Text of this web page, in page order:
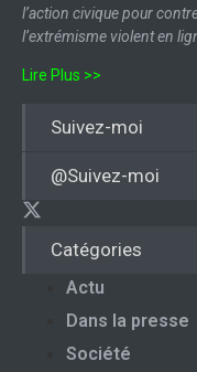
Catégories
Actu
Dans la presse
Société
l’action civique pour
l’extrémisme violent en
Lire Plus >>
Suivez-moi
@Suivez-moi